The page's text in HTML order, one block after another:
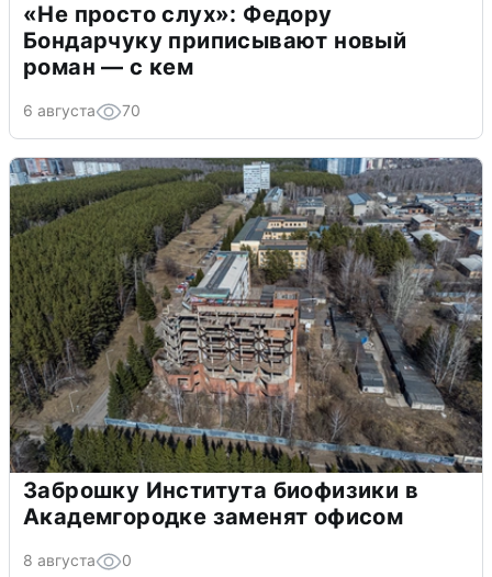
«Не просто слух»: Федору
Бондарчуку приписывают новый
роман — с кем
6 августа 70
Заброшку Института биофизики в
Академгородке заменят офисом
8 августа 0